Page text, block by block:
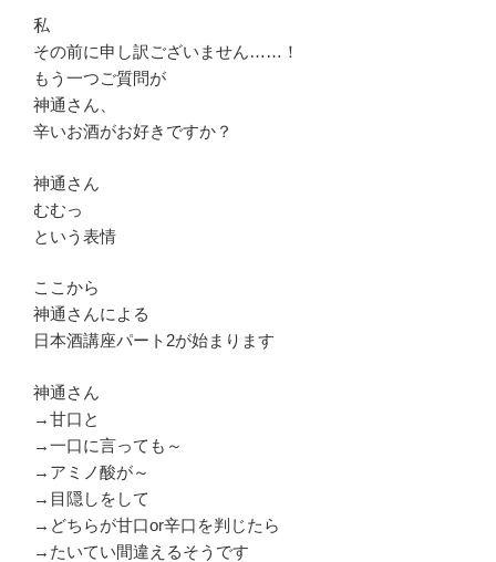
私
その前に申し訳ございません……！
もう一つご質問が
神通さん、
辛いお酒がお好きですか？
神通さん
むむっ
という表情
ここから
神通さんによる
日本酒講座パート2が始まります
神通さん
→甘口と
→一口に言っても～
→アミノ酸が～
→目隠しをして
→どちらが甘口or辛口を判じたら
→たいてい間違えるそうです